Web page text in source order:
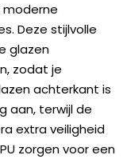
moderne
Deze stijlvolle
glazen
zodat je
achterkant is
aan, terwijl de
extra veiligheid
zorgen voor een